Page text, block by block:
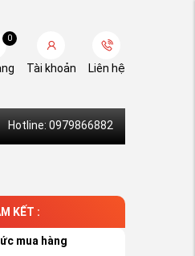
0
Tài khoản Liên hệ
Hotline: 0979866882
KẾT :
mua hàng